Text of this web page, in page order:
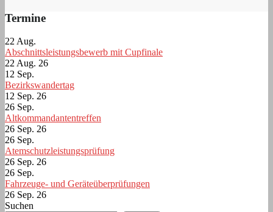
Termine
22 Aug.
Abschnittsleistungsbewerb mit Cupfinale
22 Aug. 26
12 Sep.
Bezirkswandertag
12 Sep. 26
26 Sep.
Altkommandantentreffen
26 Sep. 26
26 Sep.
Atemschutzleistungsprüfung
26 Sep. 26
26 Sep.
Fahrzeuge- und Geräteüberprüfungen
26 Sep. 26
Suchen